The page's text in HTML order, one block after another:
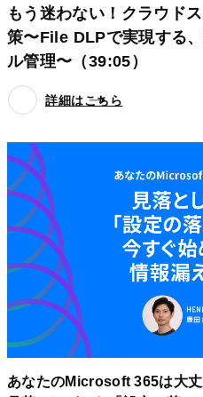
もう迷わない！クラウド
策〜File DLPで実現する
ル管理〜（39:05）
詳細はこちら
あなたのMicrosoft 365は大丈